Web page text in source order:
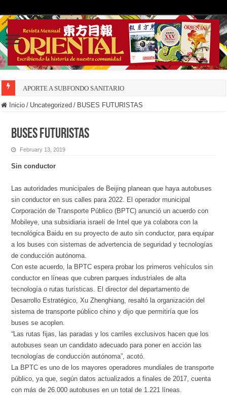
APORTE A SUBFONDO SANITARIO
Inicio / Uncategorized / BUSES FUTURISTAS
BUSES FUTURISTAS
February 13, 2019
Sin conductor
Las autoridades municipales de Beijing planean que haya autobuses
sin conductor en sus calles para 2022. El operador municipal
Corporación de Transporte Público (BPTC) anunció un acuerdo con
Mobileye, una subsidiaria israelí de Intel que ya colabora con la
tecnológica Baidu en su proyecto de auto sin conductor, para equipar
a los buses con sistemas de advertencia de seguridad y tecnologías
de conducción autónoma.
Con este acuerdo, la BPTC espera probar los primeros vehículos sin
conductor en líneas que cubren parques industriales de alta
tecnología o rutas turísticas. El director del departamento de
Desarrollo Estratégico, Xu Zhenghiang, resaltó la organización del
sistema de transporte público chino y dijo que permitiría que los
buses se acoplen.
“Las rutas fijas, las paradas y los carriles exclusivos hacen que los
autobuses sean un candidato adecuado para poner en acción las
tecnologías de conducción autónoma”, acotó.
La BPTC es uno de los mayores operadores mundiales de transporte
público, ya que, según datos actualizados a finales de 2017, cuenta
con más de 26.000 autobuses en un total de 1.221 líneas.